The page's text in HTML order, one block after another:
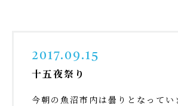
2017.09.15
十五夜祭り
今朝の魚沼市内は曇りとなってい